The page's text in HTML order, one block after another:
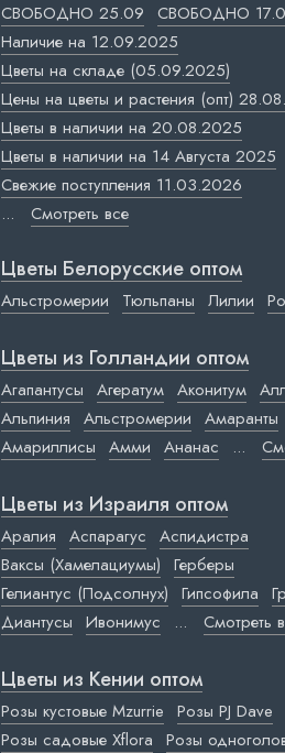
СВОБОДНО 25.09 СВОБОДНО
Наличие на 12.09.2025
Цветы на складе (05.09.2025)
Цены на цветы и растения (опт)
Цветы в наличии на 20.08.2025
Цветы в наличии на 14 Августа 2025
Свежие поступления 11.03.2026
... Смотреть все
Цветы Белорусские оптом
Альстромерии Тюльпаны Лилии
Цветы из Голландии оптом
Агапантусы Агератум Аконитум
Альпиния Альстромерии Амаранты
Амариллисы Амми Ананас ...
Цветы из Израиля оптом
Аралия Аспарагус Аспидистра
Ваксы (Хамелациумы) Герберы
Гелиантус (Подсолнух) Гипсофила
Диантусы Ивонимус ... Смотреть
Цветы из Кении оптом
Розы кустовые Mzurrie Розы PJ Dave
Розы садовые Xflora Розы